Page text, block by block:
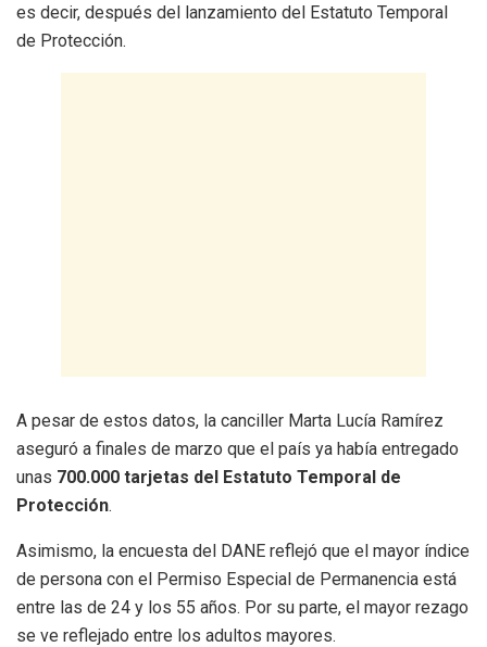
es decir, después del lanzamiento del Estatuto Temporal
de Protección.
A pesar de estos datos, la canciller Marta Lucía Ramírez
aseguró a finales de marzo que el país ya había entregado
unas 700.000 tarjetas del Estatuto Temporal de
Protección.
Asimismo, la encuesta del DANE reflejó que el mayor índice
de persona con el Permiso Especial de Permanencia está
entre las de 24 y los 55 años. Por su parte, el mayor rezago
se ve reflejado entre los adultos mayores.